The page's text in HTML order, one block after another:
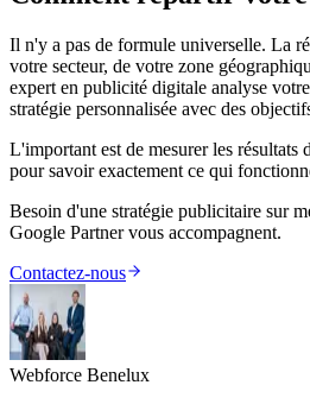
Il n'y a pas de formule universelle. La
votre secteur, de votre zone
expert en publicité digitale analyse
stratégie personnalisée avec des
L'important est de mesurer les résultats
pour savoir exactement ce qui
Besoin d'une stratégie publicitaire sur
Google Partner vous accompagnent.
Contactez-nous
Webforce Benelux